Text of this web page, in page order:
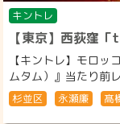
キントレ
【東京】西荻窪
【キントレ】モロ
ムタム）』当たり
杉並区 永瀬廉 髙